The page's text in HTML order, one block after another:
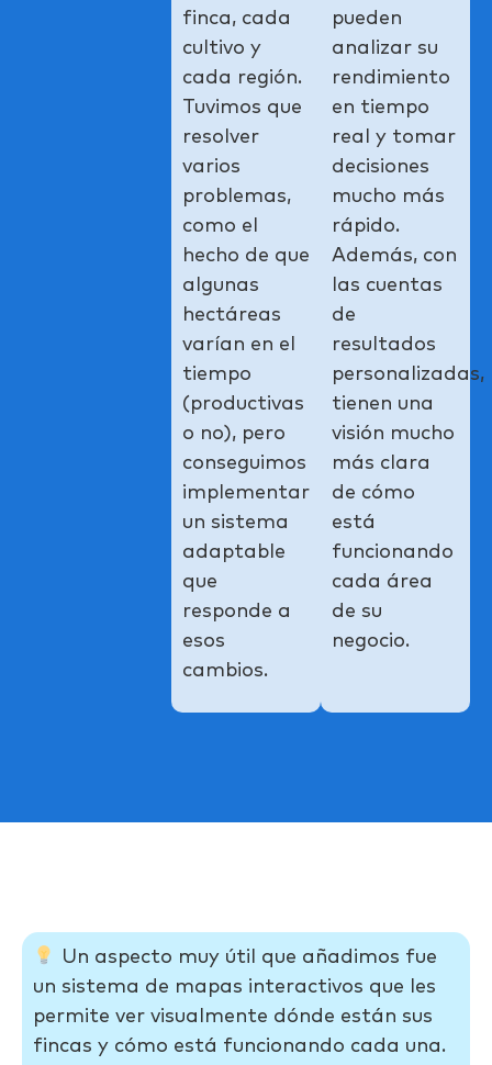
finca, cada
cultivo y
cada región.
Tuvimos que
resolver
varios
problemas,
como el
hecho de que
algunas
hectáreas
varían en el
tiempo
(productivas
o no), pero
conseguimos
implementar
un sistema
adaptable
que
responde a
esos
cambios.
pueden
analizar su
rendimiento
en tiempo
real y tomar
decisiones
mucho más
rápido.
Además, con
las cuentas
de
resultados
personalizadas,
tienen una
visión mucho
más clara
de cómo
está
funcionando
cada área
de su
negocio.
Un aspecto muy útil que añadimos fue
un sistema de mapas interactivos que les
permite ver visualmente dónde están sus
fincas y cómo está funcionando cada una.